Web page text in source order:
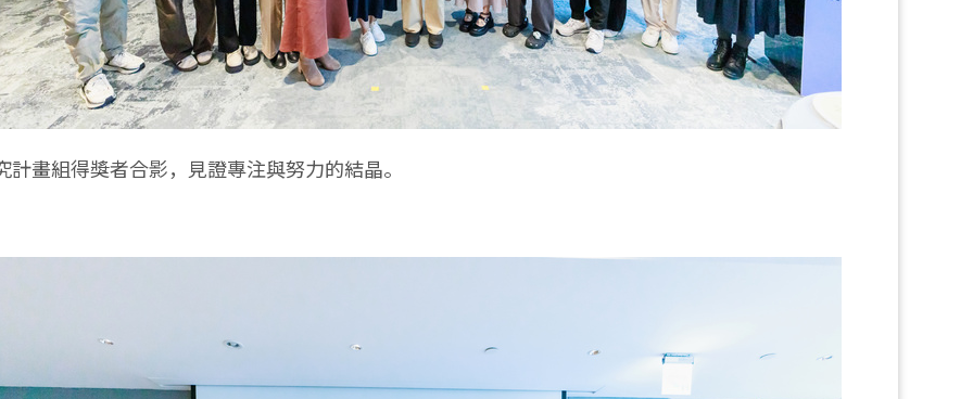
計畫組得獎者合影，見證專注與努力的結晶。